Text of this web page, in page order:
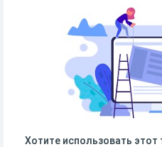
Хотите использовать этот